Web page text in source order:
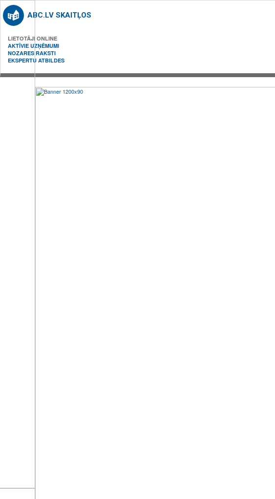
ABC.LV SKAITĻOS
LIETOTĀJI ONLINE
AKTĪVIE UZŅĒMUMI
NOZARES RAKSTI
EKSPERTU ATBILDES